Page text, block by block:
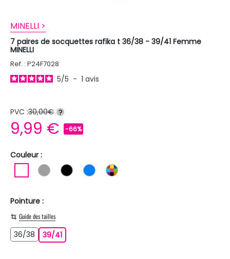
MINELLI >
7 paires de socquettes rafika t 36/38 - 39/41 Femme
MINELLI
Ref. : P24F7028
5/5 - 1 avis
PVC :30,00€ ?
9,99 € -66%
Couleur :
BLANCGRIS NOIR BLEU MULTICOLORE
Pointure :
Guide des tailles
36/38 36/38
39/4139/41